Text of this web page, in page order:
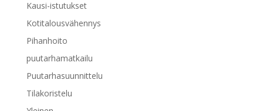
Kausi-istutukset
Kotitalousvähennys
Pihanhoito
puutarhamatkailu
Puutarhasuunnittelu
Tilakoristelu